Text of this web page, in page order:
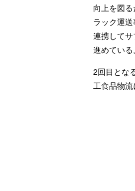
向上を図
ラック運
連携して
進めている。
2回目とな
工食品物